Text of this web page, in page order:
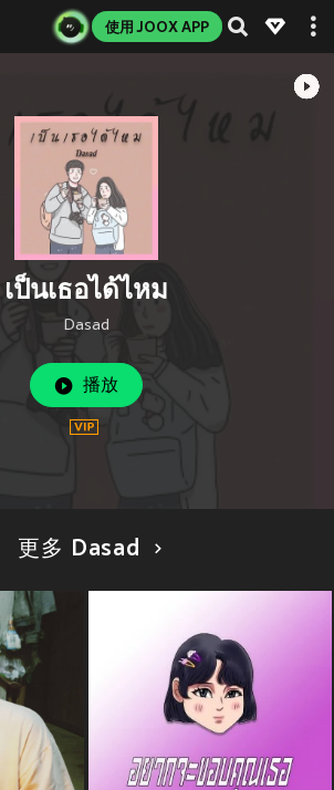
使用 JOOX APP
เป็นเธอได้ไหม
Dasad
播放
更多 Dasad